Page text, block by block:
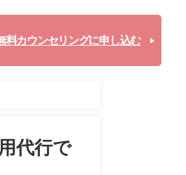
料カウンセリングに申し込む
代行で